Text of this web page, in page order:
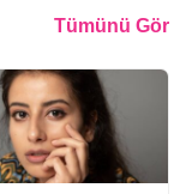
Tümünü Gör